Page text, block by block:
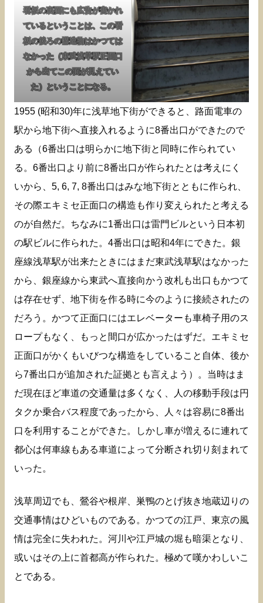
看板の裏面にも広告が書かれ
ているということは、この看
板の後ろの構造物はかつては
なかった（東武浅草駅正面口
から出てこの面が見えてい
た）ということになる。
1955 (昭和30)年に浅草地下街ができると、路面電車の
駅から地下街へ直接入れるように8番出口ができたので
ある（6番出口は明らかに地下街と同時に作られてい
る。6番出口より前に8番出口が作られたとは考えにく
いから、5, 6, 7, 8番出口はみな地下街とともに作られ、
その際エキミセ正面口の構造も作り変えられたと考える
のが自然だ。ちなみに1番出口は雷門ビルという日本初
の駅ビルに作られた。4番出口は昭和4年にできた。銀
座線浅草駅が出来たときにはまだ東武浅草駅はなかった
から、銀座線から東武へ直接向かう改札も出口もかつて
は存在せず、地下街を作る時に今のように接続されたの
だろう。かつて正面口にはエレベーターも車椅子用のス
ロープもなく、もっと間口が広かったはずだ。エキミセ
正面口がかくもいびつな構造をしていること自体、後か
ら7番出口が追加された証拠とも言えよう）。当時はま
だ現在ほど車道の交通量は多くなく、人の移動手段は円
タクか乗合バス程度であったから、人々は容易に8番出
口を利用することができた。しかし車が増えるに連れて
都心は何車線もある車道によって分断され切り刻まれて
いった。
浅草周辺でも、鶯谷や根岸、巣鴨のとげ抜き地蔵辺りの
交通事情はひどいものである。かつての江戸、東京の風
情は完全に失われた。河川や江戸城の堀も暗渠となり、
或いはその上に首都高が作られた。極めて嘆かわしいこ
とである。